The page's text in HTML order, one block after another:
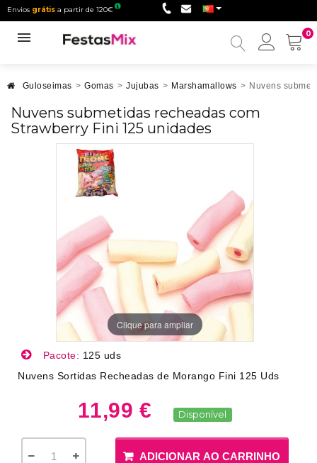
Envios grátis a partir de 120€
0
Minha
Guloseimas > Gomas > Jujubas > Marshamallows > Nuvens
Nuvens submetidas recheadas com
Strawberry Fini 125 unidades
Clique para ampliar
Pacote: 125 uds
Nuvens Sortidas Recheadas de Morango Fini 125 Uds
11,99 € Disponível
ADICIONAR AO CARRINHO